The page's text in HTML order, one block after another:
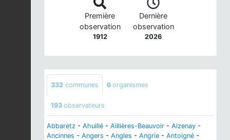
Première
observation
1912
Dernière
observation
2026
332 communes 6 organismes
193 observateurs
Abbaretz - Ahuillé - Aillières-Beauvoir - Aizenay -
Ancinnes - Angers - Angles - Angrie - Antoigné -